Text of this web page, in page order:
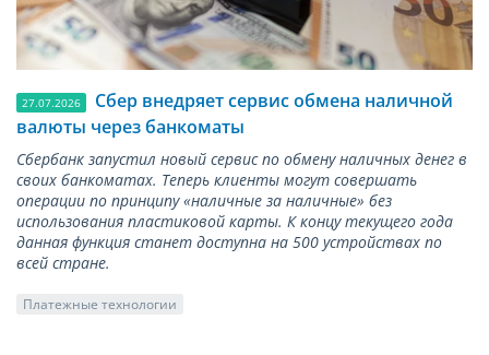
27.07.2026
Сбер внедряет сервис обмена наличной
валюты через банкоматы
Сбербанк запустил новый сервис по обмену наличных денег в
своих банкоматах. Теперь клиенты могут совершать
операции по принципу «наличные за наличные» без
использования пластиковой карты. К концу текущего года
данная функция станет доступна на 500 устройствах по
всей стране.
Платежные технологии